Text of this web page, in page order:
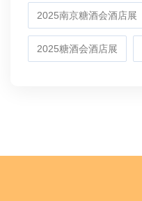
2025南京糖酒会酒店展
2025糖酒会酒店展